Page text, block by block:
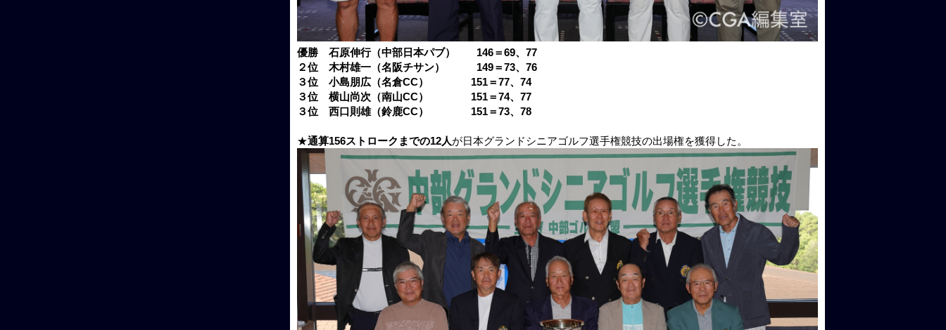
優勝 石原伸行（中部日本パブ） 146＝69、77
２位 木村雄一（名阪チサン） 149＝73、76
３位 小島朋広（名倉CC） 151＝77、74
３位 横山尚次（南山CC） 151＝74、77
３位 西口則雄（鈴鹿CC） 151＝73、78
★通算156ストロークまでの12人が日本グランドシニアゴルフ選手権競技の出場権を獲得した。